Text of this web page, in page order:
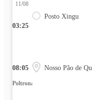
03:25
11/08
Posto Xingu
08:05 Nosso Pão de
Poltrona